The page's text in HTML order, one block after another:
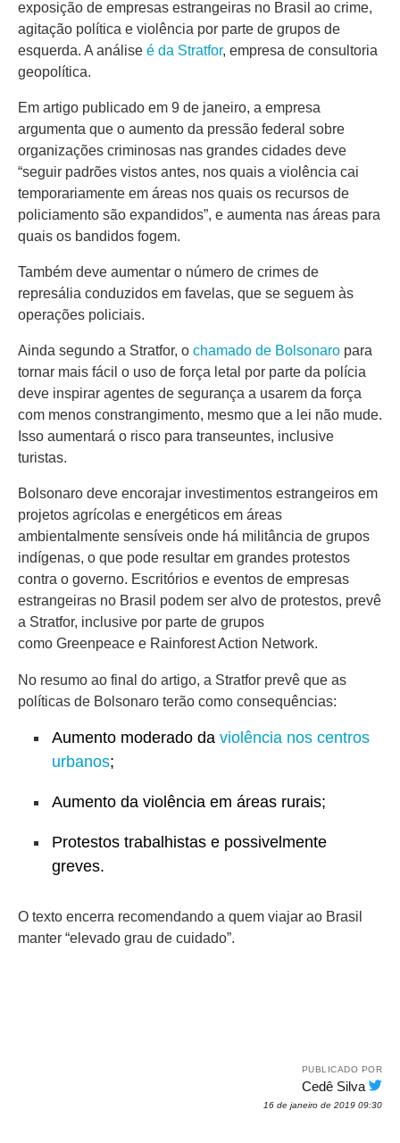
exposição de empresas estrangeiras no Brasil ao crime,
agitação política e violência por parte de grupos de
esquerda. A análise é da Stratfor, empresa de consultoria
geopolítica.
Em artigo publicado em 9 de janeiro, a empresa
argumenta que o aumento da pressão federal sobre
organizações criminosas nas grandes cidades deve
“seguir padrões vistos antes, nos quais a violência cai
temporariamente em áreas nos quais os recursos de
policiamento são expandidos”, e aumenta nas áreas para
quais os bandidos fogem.
Também deve aumentar o número de crimes de
represália conduzidos em favelas, que se seguem às
operações policiais.
Ainda segundo a Stratfor, o chamado de Bolsonaro para
tornar mais fácil o uso de força letal por parte da polícia
deve inspirar agentes de segurança a usarem da força
com menos constrangimento, mesmo que a lei não mude.
Isso aumentará o risco para transeuntes, inclusive
turistas.
Bolsonaro deve encorajar investimentos estrangeiros em
projetos agrícolas e energéticos em áreas
ambientalmente sensíveis onde há militância de grupos
indígenas, o que pode resultar em grandes protestos
contra o governo. Escritórios e eventos de empresas
estrangeiras no Brasil podem ser alvo de protestos, prevê
a Stratfor, inclusive por parte de grupos
como Greenpeace e Rainforest Action Network.
No resumo ao final do artigo, a Stratfor prevê que as
políticas de Bolsonaro terão como consequências:
Aumento moderado da violência nos centros
urbanos;
Aumento da violência em áreas rurais;
Protestos trabalhistas e possivelmente
greves.
O texto encerra recomendando a quem viajar ao Brasil
manter “elevado grau de cuidado”.
PUBLICADO POR
Cedê Silva
16 de janeiro de 2019 09:30